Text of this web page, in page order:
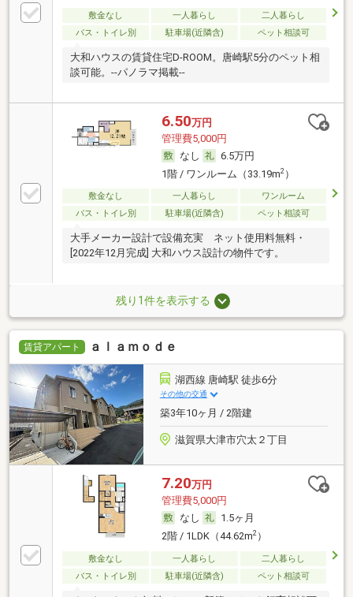
敷金なし 一人暮らし
二人暮らし
バス・トイレ別
駐車場(近隣含) ペット相談可
大和ハウスの賃貸住宅D-ROOM。唐崎駅5分のペット相
談可能。--パノラマ掲載--
6.50万円
管理費5,000円
なし
6.5万円
1階 / ワンルーム（33.19m2）
敷金なし 一人暮らし
ワンルーム
バス・トイレ別
駐車場(近隣含) ペット相談可
大手メーカー設計で設備充実 ネット使用料無料・
[2022年12月完成] 大和ハウス設計の物件です。
残り1件を表示する
賃貸アパート ａｌａｍｏｄｅ
湖西線 唐崎駅 徒歩6分
その他の交通
築3年10ヶ月 / 2階建
滋賀県大津市穴太２丁目
7.20万円
管理費5,000円
なし
1.5ヶ月
2階 / 1LDK（44.62m2）
敷金なし 一人暮らし
二人暮らし
バス・トイレ別
駐車場(近隣含) ペット相談可